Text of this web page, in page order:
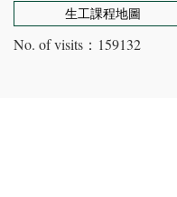
生工課程地圖
No. of visits： 159132